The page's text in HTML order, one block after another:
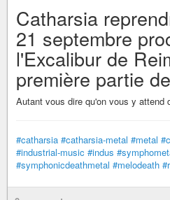
Catharsia
21 septembre
l'Excalibur de
première partie
Autant vous dire qu'on vous y attend
#catharsia #catharsia-metal #metal
#industrial-music #indus
#symphonicdeathmetal #melodeath